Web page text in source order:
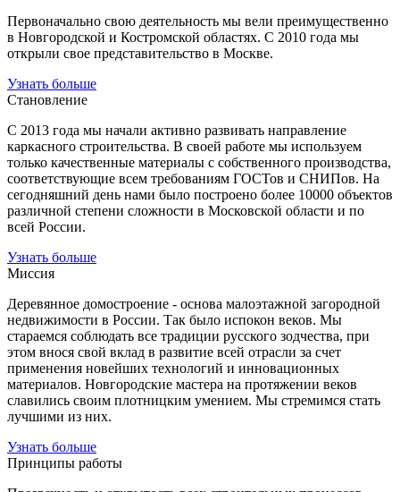
Первоначально свою деятельность мы вели преимущественно
в Новгородской и Костромской областях. С 2010 года мы
открыли свое представительство в Москве.
Узнать больше
Становление
С 2013 года мы начали активно развивать направление
каркасного строительства. В своей работе мы используем
только качественные материалы с собственного производства,
соответствующие всем требованиям ГОСТов и СНИПов. На
сегодняшний день нами было построено более 10000 объектов
различной степени сложности в Московской области и по
всей России.
Узнать больше
Миссия
Деревянное домостроение - основа малоэтажной загородной
недвижимости в России. Так было испокон веков. Мы
стараемся соблюдать все традиции русского зодчества, при
этом внося свой вклад в развитие всей отрасли за счет
применения новейших технологий и инновационных
материалов. Новгородские мастера на протяжении веков
славились своим плотницким умением. Мы стремимся стать
лучшими из них.
Узнать больше
Принципы работы